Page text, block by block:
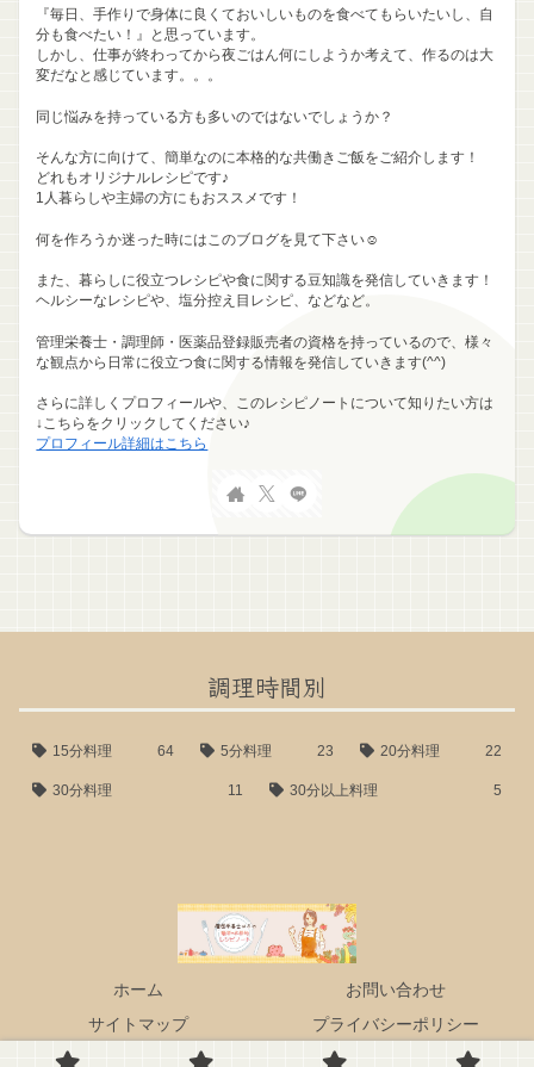
『毎日、手作りで身体に良くておいしいものを食べてもらいたいし、自
分も食べたい！』と思っています。
しかし、仕事が終わってから夜ごはん何にしようか考えて、作るのは大
変だなと感じています。。。
同じ悩みを持っている方も多いのではないでしょうか？
そんな方に向けて、簡単なのに本格的な共働きご飯をご紹介します！
どれもオリジナルレシピです♪
1人暮らしや主婦の方にもおススメです！
何を作ろうか迷った時にはこのブログを見て下さい☺
また、暮らしに役立つレシピや食に関する豆知識を発信していきます！
ヘルシーなレシピや、塩分控え目レシピ、などなど。
管理栄養士・調理師・医薬品登録販売者の資格を持っているので、様々
な観点から日常に役立つ食に関する情報を発信していきます(^^)
さらに詳しくプロフィールや、このレシピノートについて知りたい方は
↓こちらをクリックしてください♪
プロフィール詳細はこちら
調理時間別
15分料理 64 5分料理 23 20分料理 22
30分料理 11 30分以上料理 5
ホーム
お問い合わせ
サイトマップ
プライバシーポリシー